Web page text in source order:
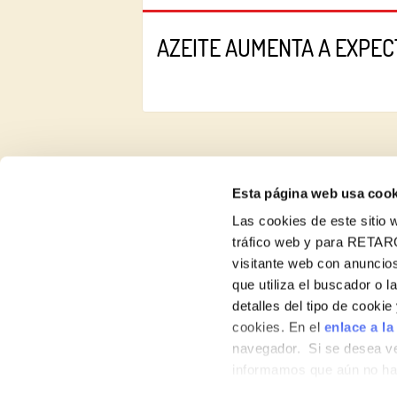
Esta página web usa
Las cookies de este sitio
tráfico web y para
visitante web con
que utiliza el buscador o
detalles del tipo de
cookies. En el enlace a
navegador. Si se desea
informamos que aún no
AZEITE AUMENTA A